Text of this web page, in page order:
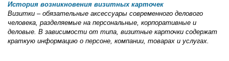
История возникновения визитных карточек
Визитки – обязательные аксессуары современного делового
человека, разделяемые на персональные, корпоративные и
деловые. В зависимости от типа, визитные карточки содержат
краткую информацию о персоне, компании, товарах и услугах.